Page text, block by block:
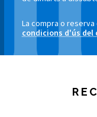
La compra o
condicions d'ús del